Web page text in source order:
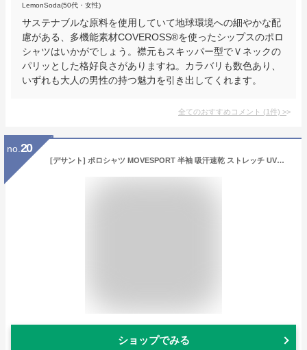
LemonSoda(50代・女性)
サステナブルな原料を使用していて地球環境への細やかな配
慮がある、多機能素材COVEROSS®︎を使ったシップスのポロ
シャツはいかがでしょう。襟元もスキッパー型でＶネックの
パリッとした格好良さがありますね。カラバリも数色あり、
いずれも大人の男性の持つ魅力を引き出してくれます。
全てのおすすめコメント (1件) >
no. 20
[デサント] ポロシャツ MOVESPORT 半袖 吸汗速乾 ストレッチ UVカット(UPF50＋) サンスクリーン 鹿の子 メンズ BG L
ショップでみる